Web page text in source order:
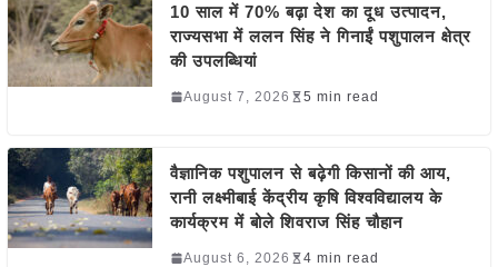
10 साल में 70% बढ़ा देश का दूध उत्पादन,
राज्यसभा में ललन सिंह ने गिनाईं पशुपालन क्षेत्र
की उपलब्धियां
August 7, 2026 5 min read
वैज्ञानिक पशुपालन से बढ़ेगी किसानों की आय,
रानी लक्ष्मीबाई केंद्रीय कृषि विश्वविद्यालय के
कार्यक्रम में बोले शिवराज सिंह चौहान
August 6, 2026 4 min read